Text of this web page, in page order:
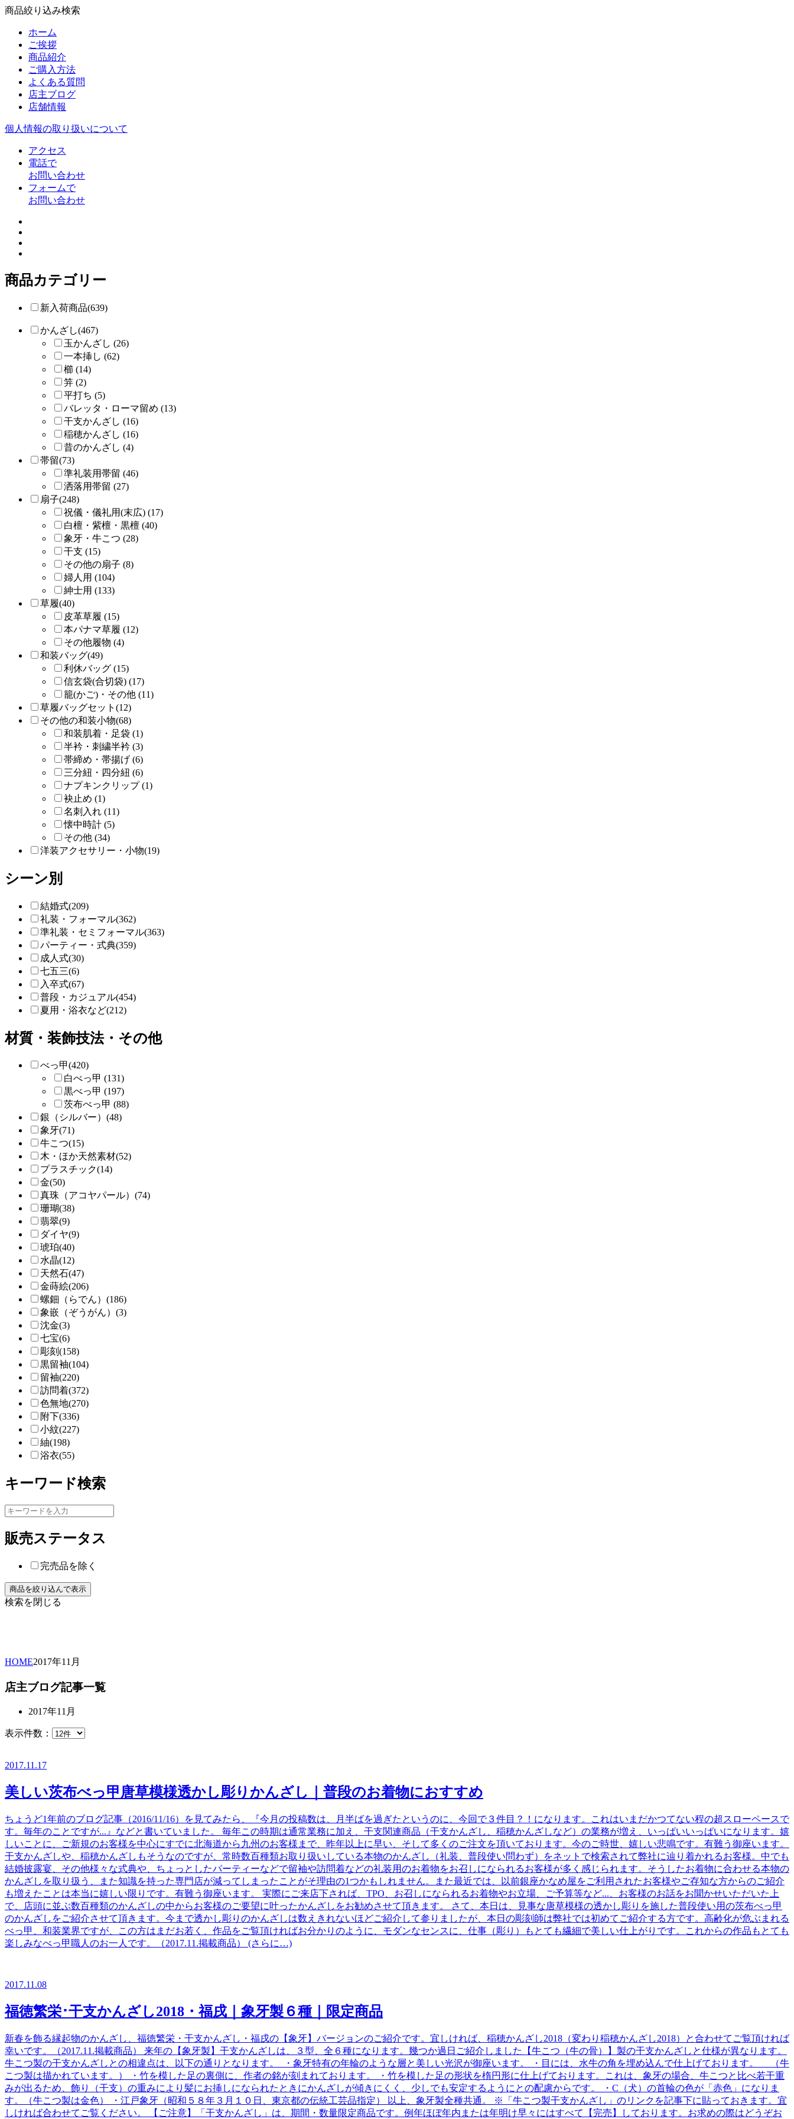
商品絞り込み検索
ホーム
ご挨拶
商品紹介
ご購入方法
よくある質問
店主ブログ
店舗情報
個人情報の取り扱いについて
アクセス
電話で
お問い合わせ
フォームで
お問い合わせ
商品カテゴリー
新入荷商品(639)
かんざし(467)
玉かんざし (26)
一本挿し (62)
櫛 (14)
笄 (2)
平打ち (5)
バレッタ・ローマ留め (13)
干支かんざし (16)
稲穂かんざし (16)
昔のかんざし (4)
帯留(73)
準礼装用帯留 (46)
洒落用帯留 (27)
扇子(248)
祝儀・儀礼用(末広) (17)
白檀・紫檀・黒檀 (40)
象牙・牛こつ (28)
干支 (15)
その他の扇子 (8)
婦人用 (104)
紳士用 (133)
草履(40)
皮革草履 (15)
本パナマ草履 (12)
その他履物 (4)
和装バッグ(49)
利休バッグ (15)
信玄袋(合切袋) (17)
籠(かご)・その他 (11)
草履バッグセット(12)
その他の和装小物(68)
和装肌着・足袋 (1)
半衿・刺繍半衿 (3)
帯締め・帯揚げ (6)
三分紐・四分紐 (6)
ナプキンクリップ (1)
袂止め (1)
名刺入れ (11)
懐中時計 (5)
その他 (34)
洋装アクセサリー・小物(19)
シーン別
結婚式(209)
礼装・フォーマル(362)
準礼装・セミフォーマル(363)
パーティー・式典(359)
成人式(30)
七五三(6)
入卒式(67)
普段・カジュアル(454)
夏用・浴衣など(212)
材質・装飾技法・その他
べっ甲(420)
白べっ甲 (131)
黒べっ甲 (197)
茨布べっ甲 (88)
銀（シルバー）(48)
象牙(71)
牛こつ(15)
木・ほか天然素材(52)
プラスチック(14)
金(50)
真珠（アコヤパール）(74)
珊瑚(38)
翡翠(9)
ダイヤ(9)
琥珀(40)
水晶(12)
天然石(47)
金蒔絵(206)
螺鈿（らでん）(186)
象嵌（ぞうがん）(3)
沈金(3)
七宝(6)
彫刻(158)
黒留袖(104)
留袖(220)
訪問着(372)
色無地(270)
附下(336)
小紋(227)
紬(198)
浴衣(55)
キーワード検索
販売ステータス
完売品を除く
検索を閉じる
HOME2017年11月
店主ブログ記事一覧
2017年11月
表示件数：
2017.11.17
美しい茨布べっ甲唐草模様透かし彫りかんざし｜普段のお着物におすすめ
ちょうど1年前のブログ記事（2016/11/16）を見てみたら、『今月の投稿数は、月半ばを過ぎたというのに、今回で３件目？！になります。これはいまだかつてない程の超スローペースで
す。毎年のことですが...』などと書いていました。 毎年この時期は通常業務に加え、干支関連商品（干支かんざし、稲穂かんざしなど）の業務が増え、いっぱいいっぱいになります。嬉
しいことに、ご新規のお客様を中心にすでに北海道から九州のお客様まで、昨年以上に早い、そして多くのご注文を頂いております。今のご時世、嬉しい悲鳴です。有難う御座います。
干支かんざしや、稲穂かんざしもそうなのですが、常時数百種類お取り扱いしている本物のかんざし（礼装、普段使い問わず）をネットで検索されて弊社に辿り着かれるお客様。中でも
結婚披露宴、その他様々な式典や、ちょっとしたパーティーなどで留袖や訪問着などの礼装用のお着物をお召しになられるお客様が多く感じられます。そうしたお着物に合わせる本物の
かんざしを取り扱う、また知識を持った専門店が減ってしまったことがそ理由の1つかもしれません。また最近では、以前銀座かなめ屋をご利用されたお客様やご存知な方からのご紹介
も増えたことは本当に嬉しい限りです。有難う御座います。 実際にご来店下されば、TPO、お召しになられるお着物やお立場、ご予算等など...、お客様のお話をお聞かせいただいた上
で、店頭に並ぶ数百種類のかんざしの中からお客様のご要望に叶ったかんざしをお勧めさせて頂きます。 さて、本日は、見事な唐草模様の透かし彫りを施した普段使い用の茨布べっ甲
のかんざしをご紹介させて頂きます。今まで透かし彫りのかんざしは数えきれないほどご紹介して参りましたが、本日の彫刻師は弊社では初めてご紹介する方です。高齢化が危ぶまれる
べっ甲、和装業界ですが、この方はまだお若く、作品をご覧頂ければお分かりのように、モダンなセンスに、仕事（彫り）もとても繊細で美しい仕上がりです。これからの作品もとても
楽しみなべっ甲職人のお一人です。（2017.11.掲載商品） (さらに…)
2017.11.08
福徳繁栄･干支かんざし2018・福戌｜象牙製６種｜限定商品
新春を飾る縁起物のかんざし、福徳繁栄・干支かんざし・福戌の【象牙】バージョンのご紹介です。宜しければ、稲穂かんざし2018（変わり稲穂かんざし2018）と合わせてご覧頂ければ
幸いです。（2017.11.掲載商品） 来年の【象牙製】干支かんざしは、３型、全６種になります。幾つか過日ご紹介しました【牛こつ（牛の骨）】製の干支かんざしと仕様が異なります。
牛こつ製の干支かんざしとの相違点は、以下の通りとなります。 ・象牙特有の年輪のような層と美しい光沢が御座います。 ・目には、水牛の角を埋め込んで仕上げております。 （牛
こつ製は描かれています。） ・竹を模した足の裏側に、作者の銘が刻まれております。 ・竹を模した足の形状を楕円形に仕上げております。これは、象牙の場合、牛こつと比べ若干重
みが出るため、飾り（干支）の重みにより髪にお挿しになられたときにかんざしが傾きにくく、少しでも安定するようにとの配慮からです。 ・C（犬）の首輪の色が「赤色」になりま
す。（牛こつ製は金色） ・江戸象牙（昭和５８年３月１０日、東京都の伝統工芸品指定） 以上、象牙製全種共通。 ※「牛こつ製干支かんざし」のリンクを記事下に貼っておきます。宜
しければ合わせてご覧ください。 【ご注意】「干支かんざし」は、期間・数量限定商品です。例年ほぼ年内または年明け早々にはすべて【完売】しております。お求めの際はどうぞお